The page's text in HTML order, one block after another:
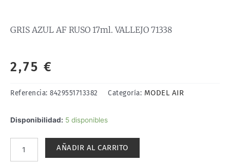
GRIS AZUL AF RUSO 17ml. VALLEJO 71338
2,75 €
Referencia: 8429551713382 Categoría: MODEL AIR
Disponibilidad: 5 disponibles
GRIS
RUSO
AÑADIR AL CARRITO